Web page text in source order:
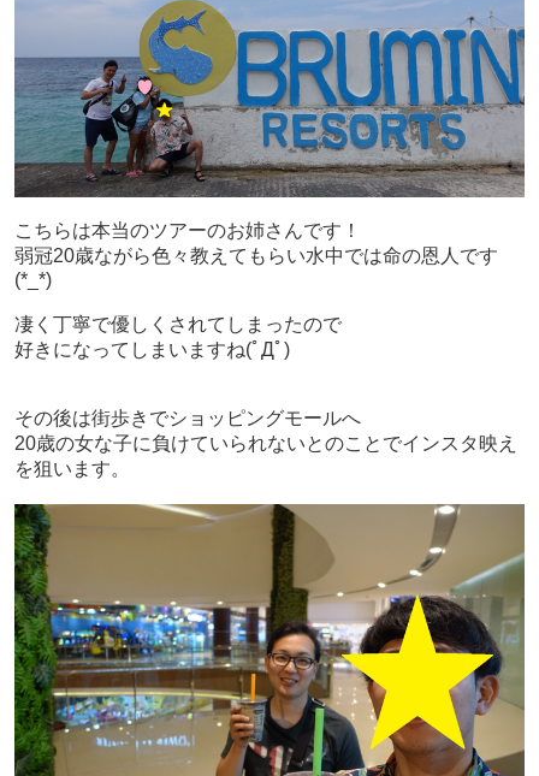
こちらは本当のツアーのお姉さんです！
弱冠20歳ながら色々教えてもらい水中では命の恩人です
(*_*)
凄く丁寧で優しくされてしまったので
好きになってしまいますね(ﾟДﾟ)
その後は街歩きでショッピングモールへ
20歳の女な子に負けていられないとのことでインスタ映え
を狙います。